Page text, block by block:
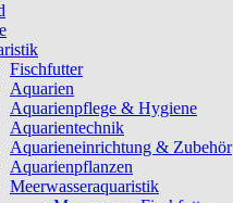
Fischfutter
Aquarien
Aquarienpflege & Hygiene
Aquarientechnik
Aquarieneinrichtung & Zubehör
Aquarienpflanzen
Meerwasseraquaristik